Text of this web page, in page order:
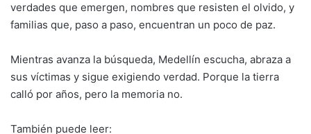
verdades que emergen, nombres que resisten el olvido, y
familias que, paso a paso, encuentran un poco de paz.
Mientras avanza la búsqueda, Medellín escucha, abraza a
sus víctimas y sigue exigiendo verdad. Porque la tierra
calló por años, pero la memoria no.
También puede leer: